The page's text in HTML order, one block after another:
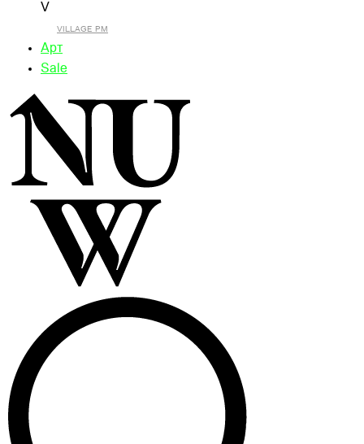
V
VILLAGE PM
Арт
Sale